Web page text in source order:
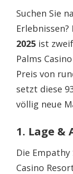
Suchen Sie
Erlebnissen?
2025 ist
Palms
Preis von
setzt diese
völlig neue
1. Lage &
Die
Casino